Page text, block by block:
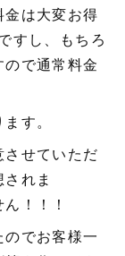
は大変お得
すし、もちろ
で通常料金
す。
せていただ
れま
！！！
でお客様一